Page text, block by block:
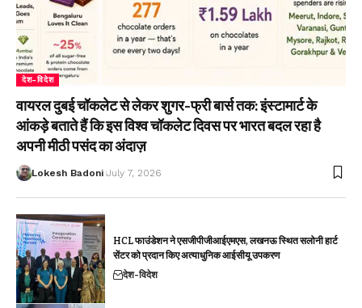
देश-विदेश
वायरल दुबई चॉकलेट से लेकर शुगर-फ्री बार्स तक: इंस्टामार्ट के
आंकड़े बताते हैं कि इस विश्व चॉकलेट दिवस पर भारत बदल रहा है
अपनी मीठी पसंद का अंदाज़
Lokesh Badoni July 7, 2026
HCL फाउंडेशन ने एसजीपीजीआईएमएस, लखनऊ स्थित सलोनी हार्ट
सेंटर को प्रदान किए अत्याधुनिक आईसीयू उपकरण
देश-विदेश